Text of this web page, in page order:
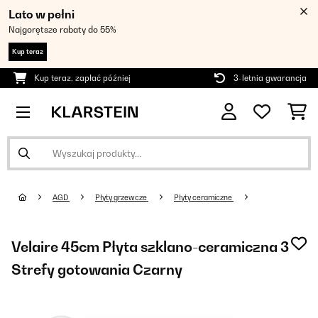
Lato w pełni
Najgorętsze rabaty do 55%
Kup teraz
Kup teraz, zapłać później 3-letnia gwarancja
AGD Płyty grzewcze Płyty ceramiczne
Velaire 45cm Płyta szklano-ceramiczna 3
Strefy gotowania Czarny